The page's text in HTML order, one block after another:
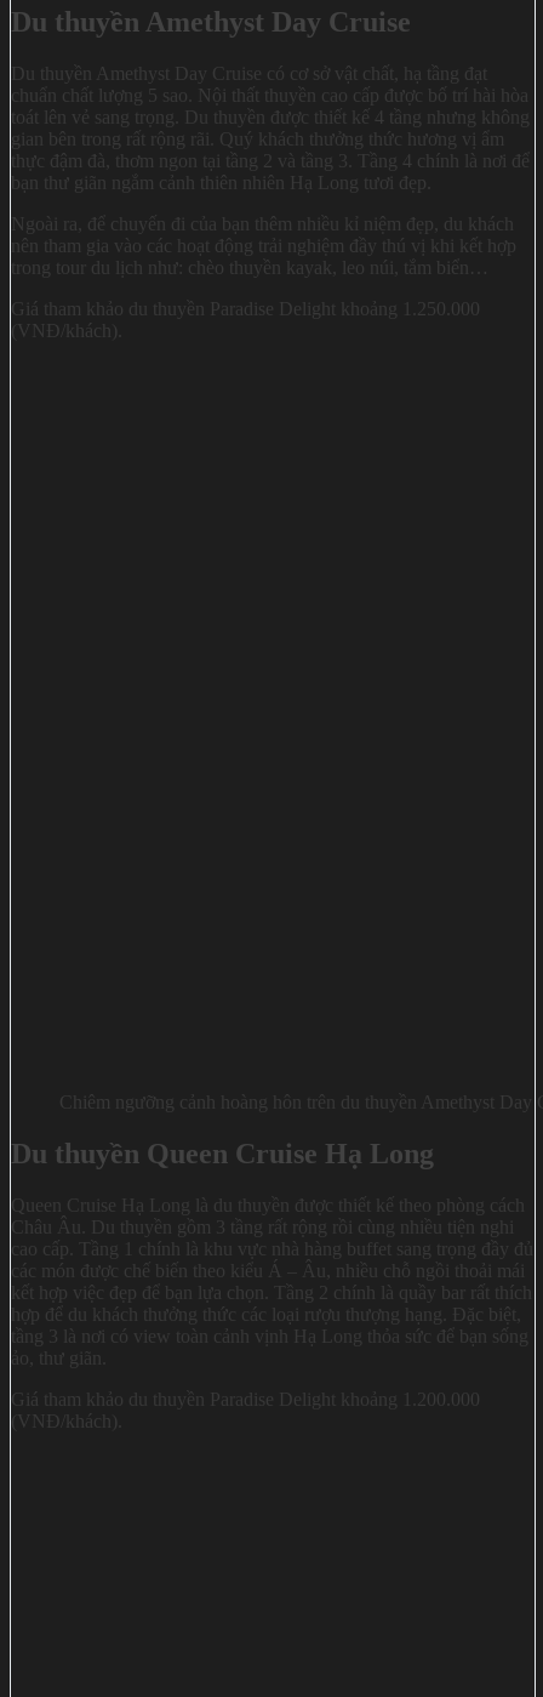
Du thuyền Amethyst Day Cruise
Du thuyền Amethyst Day Cruise có cơ sở vật chất, hạ tầng đạt
chuẩn chất lượng 5 sao. Nội thất thuyền cao cấp được bố trí hài hòa
toát lên vẻ sang trọng. Du thuyền được thiết kế 4 tầng nhưng không
gian bên trong rất rộng rãi. Quý khách thưởng thức hương vị ẩm
thực đậm đà, thơm ngon tại tầng 2 và tầng 3. Tầng 4 chính là nơi để
bạn thư giãn ngắm cảnh thiên nhiên Hạ Long tươi đẹp.
Ngoài ra, để chuyến đi của bạn thêm nhiều kỉ niệm đẹp, du khách
nên tham gia vào các hoạt động trải nghiệm đầy thú vị khi kết hợp
trong tour du lịch như: chèo thuyền kayak, leo núi, tắm biển…
Giá tham khảo du thuyền Paradise Delight khoảng 1.250.000
(VNĐ/khách).
Chiêm ngưỡng cảnh hoàng hôn trên du thuyền Amethyst Day
Du thuyền Queen Cruise Hạ Long
Queen Cruise Hạ Long là du thuyền được thiết kế theo phòng cách
Châu Âu. Du thuyền gồm 3 tầng rất rộng rồi cùng nhiều tiện nghi
cao cấp. Tầng 1 chính là khu vực nhà hàng buffet sang trọng đầy đủ
các món được chế biến theo kiểu Á – Âu, nhiều chỗ ngồi thoải mái
kết hợp việc đẹp để bạn lựa chọn. Tầng 2 chính là quầy bar rất thích
hợp để du khách thưởng thức các loại rượu thượng hạng. Đặc biệt,
tầng 3 là nơi có view toàn cảnh vịnh Hạ Long thỏa sức để bạn sống
ảo, thư giãn.
Giá tham khảo du thuyền Paradise Delight khoảng 1.200.000
(VNĐ/khách).